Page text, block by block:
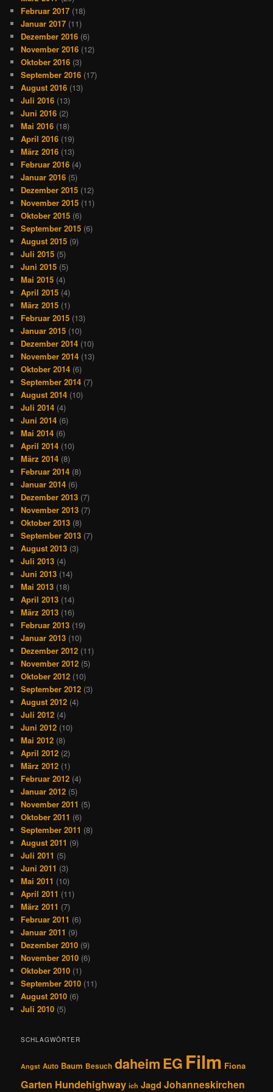
Februar 2017 (18)
Januar 2017 (11)
Dezember 2016 (6)
November 2016 (12)
Oktober 2016 (3)
September 2016 (17)
August 2016 (13)
Juli 2016 (13)
Juni 2016 (2)
Mai 2016 (18)
April 2016 (19)
März 2016 (13)
Februar 2016 (4)
Januar 2016 (5)
Dezember 2015 (12)
November 2015 (11)
Oktober 2015 (6)
September 2015 (6)
August 2015 (9)
Juli 2015 (5)
Juni 2015 (5)
Mai 2015 (4)
April 2015 (4)
März 2015 (1)
Februar 2015 (13)
Januar 2015 (10)
Dezember 2014 (10)
November 2014 (13)
Oktober 2014 (6)
September 2014 (7)
August 2014 (10)
Juli 2014 (4)
Juni 2014 (6)
Mai 2014 (6)
April 2014 (10)
März 2014 (8)
Februar 2014 (8)
Januar 2014 (6)
Dezember 2013 (7)
November 2013 (7)
Oktober 2013 (8)
September 2013 (7)
August 2013 (3)
Juli 2013 (4)
Juni 2013 (14)
Mai 2013 (18)
April 2013 (14)
März 2013 (16)
Februar 2013 (19)
Januar 2013 (10)
Dezember 2012 (11)
November 2012 (5)
Oktober 2012 (10)
September 2012 (3)
August 2012 (4)
Juli 2012 (4)
Juni 2012 (10)
Mai 2012 (8)
April 2012 (2)
März 2012 (1)
Februar 2012 (4)
Januar 2012 (5)
November 2011 (5)
Oktober 2011 (6)
September 2011 (8)
August 2011 (9)
Juli 2011 (5)
Juni 2011 (3)
Mai 2011 (10)
April 2011 (11)
März 2011 (7)
Februar 2011 (6)
Januar 2011 (9)
Dezember 2010 (9)
November 2010 (6)
Oktober 2010 (1)
September 2010 (11)
August 2010 (6)
Juli 2010 (5)
SCHLAGWÖRTER
Angst Auto Baum Besuch daheimEG Film Fiona
Garten Hundehighway ich Jagd Johanneskirchen